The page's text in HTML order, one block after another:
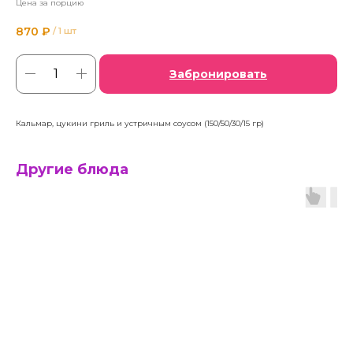
Цена за порцию
870 ₽ / 1 шт
Забронировать
Кальмар, цукини гриль и устричным соусом (150/50/30/15 гр)
Другие блюда